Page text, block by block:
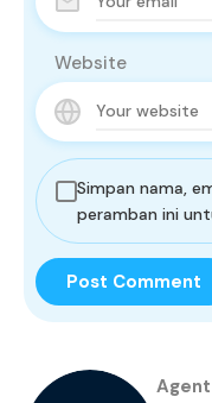
Website
Simpan nama,
peramban ini
Agent